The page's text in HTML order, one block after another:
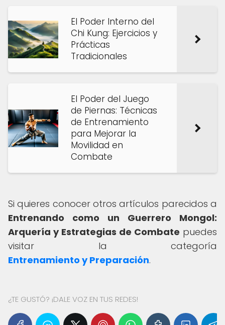
El Poder Interno del
Chi Kung: Ejercicios y
Prácticas
Tradicionales
El Poder del Juego
de Piernas: Técnicas
de Entrenamiento
para Mejorar la
Movilidad en
Combate
Si quieres conocer otros artículos parecidos a
Entrenando como un Guerrero Mongol:
Arquería y Estrategias de Combate puedes
visitar la categoría
Entrenamiento y Preparación.
¿TE GUSTÓ? ¡DALE VOZ EN TUS REDES!